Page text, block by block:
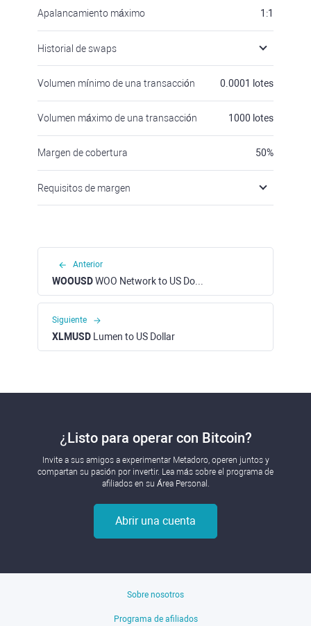
Apalancamiento máximo 1:1
Historial de swaps
Volumen mínimo de una transacción 0.0001 lotes
Volumen máximo de una transacción 1000 lotes
Margen de cobertura 50%
Requisitos de margen
Anterior
WOOUSDWOO Network to US Dollar
Siguiente
XLMUSD Lumen to US Dollar
¿Listo para operar con Bitcoin?
Invite a sus amigos a experimentar Metadoro, operen juntos y
compartan su pasión por invertir. Lea más sobre el programa de
afiliados en su Área Personal.
Abrir una cuenta
Sobre nosotros
Programa de afiliados